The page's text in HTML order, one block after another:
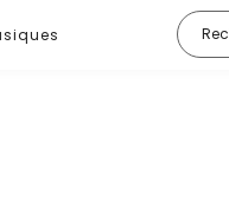
Petits prix